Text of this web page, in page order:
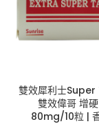
雙效犀利士
雙效偉哥 增
80mg/10粒 |